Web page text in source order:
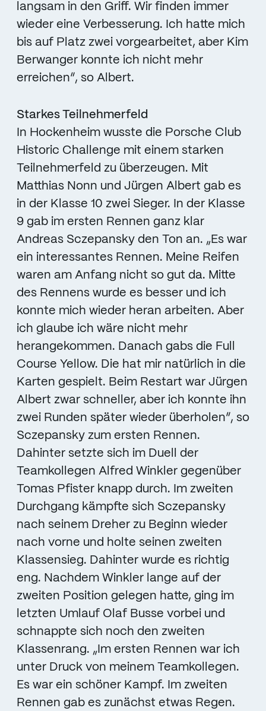
langsam in den Griff. Wir finden immer
wieder eine Verbesserung. Ich hatte mich
bis auf Platz zwei vorgearbeitet, aber Kim
Berwanger konnte ich nicht mehr
erreichen“, so Albert.
Starkes Teilnehmerfeld
In Hockenheim wusste die Porsche Club
Historic Challenge mit einem starken
Teilnehmerfeld zu überzeugen. Mit
Matthias Nonn und Jürgen Albert gab es
in der Klasse 10 zwei Sieger. In der Klasse
9 gab im ersten Rennen ganz klar
Andreas Sczepansky den Ton an. „Es war
ein interessantes Rennen. Meine Reifen
waren am Anfang nicht so gut da. Mitte
des Rennens wurde es besser und ich
konnte mich wieder heran arbeiten. Aber
ich glaube ich wäre nicht mehr
herangekommen. Danach gabs die Full
Course Yellow. Die hat mir natürlich in die
Karten gespielt. Beim Restart war Jürgen
Albert zwar schneller, aber ich konnte ihn
zwei Runden später wieder überholen“, so
Sczepansky zum ersten Rennen.
Dahinter setzte sich im Duell der
Teamkollegen Alfred Winkler gegenüber
Tomas Pfister knapp durch. Im zweiten
Durchgang kämpfte sich Sczepansky
nach seinem Dreher zu Beginn wieder
nach vorne und holte seinen zweiten
Klassensieg. Dahinter wurde es richtig
eng. Nachdem Winkler lange auf der
zweiten Position gelegen hatte, ging im
letzten Umlauf Olaf Busse vorbei und
schnappte sich noch den zweiten
Klassenrang. „Im ersten Rennen war ich
unter Druck von meinem Teamkollegen.
Es war ein schöner Kampf. Im zweiten
Rennen gab es zunächst etwas Regen.